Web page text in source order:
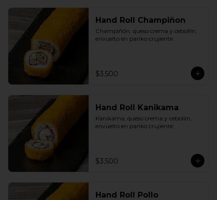
Hand Roll Champiñon
Champiñón, queso crema y cebollín,
envuelto en panko crujiente.
$3.500
Hand Roll Kanikama
Kanikama, queso crema y cebollín,
envuelto en panko crujiente.
$3.500
Hand Roll Pollo